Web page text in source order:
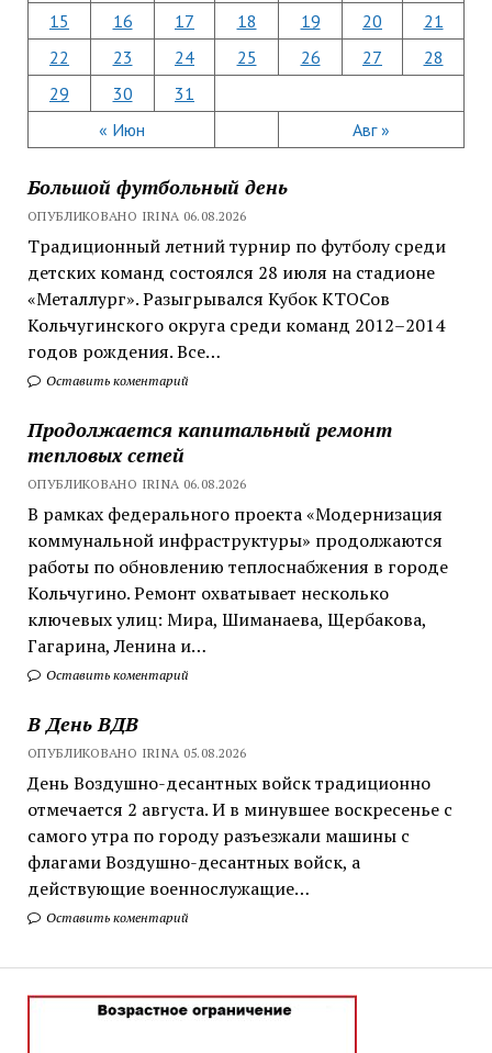
« Июн Авг »
15
16 17 18 19 20
21
22
23 24 25 26 27
28
29
30 31
Большой футбольный день
ОПУБЛИКОВАНО IRINA 06.08.2026
Традиционный летний турнир по футболу среди
детских команд состоялся 28 июля на стадионе
«Металлург». Разыгрывался Кубок КТОСов
Кольчугинского округа среди команд 2012–2014
годов рождения. Все…
Оставить коментарий
Продолжается капитальный ремонт
тепловых сетей
ОПУБЛИКОВАНО IRINA 06.08.2026
В рамках федерального проекта «Модернизация
коммунальной инфраструктуры» продолжаются
работы по обновлению теплоснабжения в городе
Кольчугино. Ремонт охватывает несколько
ключевых улиц: Мира, Шиманаева, Щербакова,
Гагарина, Ленина и…
Оставить коментарий
В День ВДВ
ОПУБЛИКОВАНО IRINA 05.08.2026
День Воздушно-десантных войск традиционно
отмечается 2 августа. И в минувшее воскресенье с
самого утра по городу разъезжали машины с
флагами Воздушно-десантных войск, а
действующие военнослужащие…
Оставить коментарий